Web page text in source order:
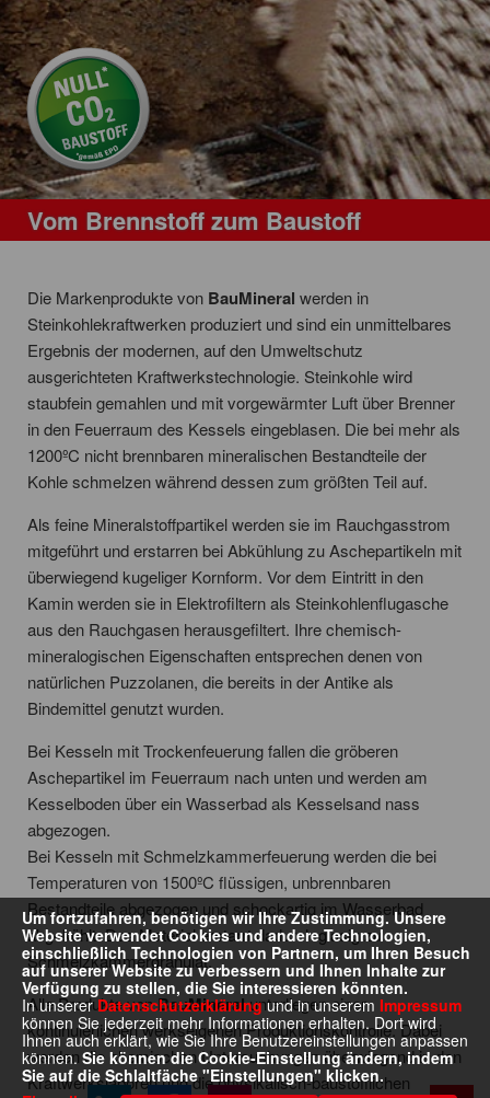
Vom Brennstoff zum Baustoff
Die Markenprodukte von BauMineral werden in
Steinkohlekraftwerken produziert und sind ein unmittelbares
Ergebnis der modernen, auf den Umweltschutz
ausgerichteten Kraftwerkstechnologie. Steinkohle wird
staubfein gemahlen und mit vorgewärmter Luft über Brenner
in den Feuerraum des Kessels eingeblasen. Die bei mehr als
1200ºC nicht brennbaren mineralischen Bestandteile der
Kohle schmelzen während dessen zum größten Teil auf.
Als feine Mineralstoffpartikel werden sie im Rauchgasstrom
mitgeführt und erstarren bei Abkühlung zu Aschepartikeln mit
überwiegend kugeliger Kornform. Vor dem Eintritt in den
Kamin werden sie in Elektrofiltern als Steinkohlenflugasche
aus den Rauchgasen herausgefiltert. Ihre chemisch-
mineralogischen Eigenschaften entsprechen denen von
natürlichen Puzzolanen, die bereits in der Antike als
Bindemittel genutzt wurden.
Bei Kesseln mit Trockenfeuerung fallen die gröberen
Aschepartikel im Feuerraum nach unten und werden am
Kesselboden über ein Wasserbad als Kesselsand nass
abgezogen.
Bei Kesseln mit Schmelzkammerfeuerung werden die bei
Temperaturen von 1500ºC flüssigen, unbrennbaren
Bestandteile abgezogen und schockartig im Wasserbad
abgekühlt. Das Material erstarrt dadurch glasig zu
Schmelzkammergranulat.
Alle Produkte vonBauMineralunterliegen einer
kontinuierlichen werkseigenen Produktionskontrolle. Dabei
werden die chemischen Untersuchungen überwiegend in den
Kraftwerkslaboren und die physikalisch-baustofflichen
Um fortzufahren, benötigen wir Ihre Zustimmung. Unsere
Website verwendet Cookies und andere Technologien,
einschließlich Technologien von Partnern, um Ihren Besuch
auf unserer Website zu verbessern und Ihnen Inhalte zur
Verfügung zu stellen, die Sie interessieren könnten.
In unsererDatenschutzerklärungund in unserem Impressum
können Sie jederzeit mehr Informationen erhalten. Dort wird
Ihnen auch erklärt, wie Sie Ihre Benutzereinstellungen anpassen
können.Sie können die Cookie-Einstellung ändern, indem
Sie auf die Schlaltfäche "Einstellungen" klicken.